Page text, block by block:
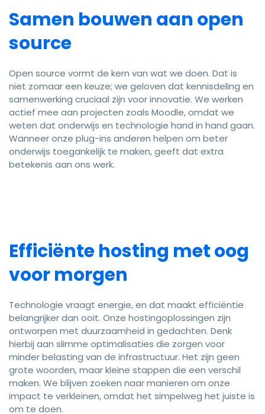
Samen bouwen aan open
source
Open source vormt de kern van wat we doen. Dat is
niet zomaar een keuze; we geloven dat kennisdeling en
samenwerking cruciaal zijn voor innovatie. We werken
actief mee aan projecten zoals Moodle, omdat we
weten dat onderwijs en technologie hand in hand gaan.
Wanneer onze plug-ins anderen helpen om beter
onderwijs toegankelijk te maken, geeft dat extra
betekenis aan ons werk.
Efficiënte hosting met oog
voor morgen
Technologie vraagt energie, en dat maakt efficiëntie
belangrijker dan ooit. Onze hostingoplossingen zijn
ontworpen met duurzaamheid in gedachten. Denk
hierbij aan slimme optimalisaties die zorgen voor
minder belasting van de infrastructuur. Het zijn geen
grote woorden, maar kleine stappen die een verschil
maken. We blijven zoeken naar manieren om onze
impact te verkleinen, omdat het simpelweg het juiste is
om te doen.